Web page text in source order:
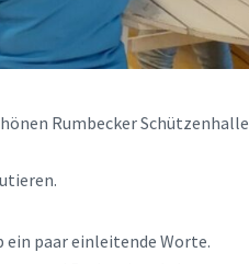
Rumbecker Schützenhalle
paar einleitende Worte.